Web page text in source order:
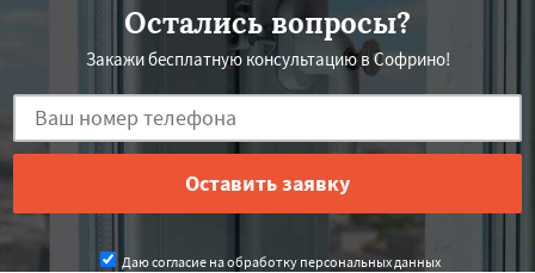
Остались вопросы?
Закажи бесплатную консультацию в Софрино!
Даю согласие на обработку персональных данных